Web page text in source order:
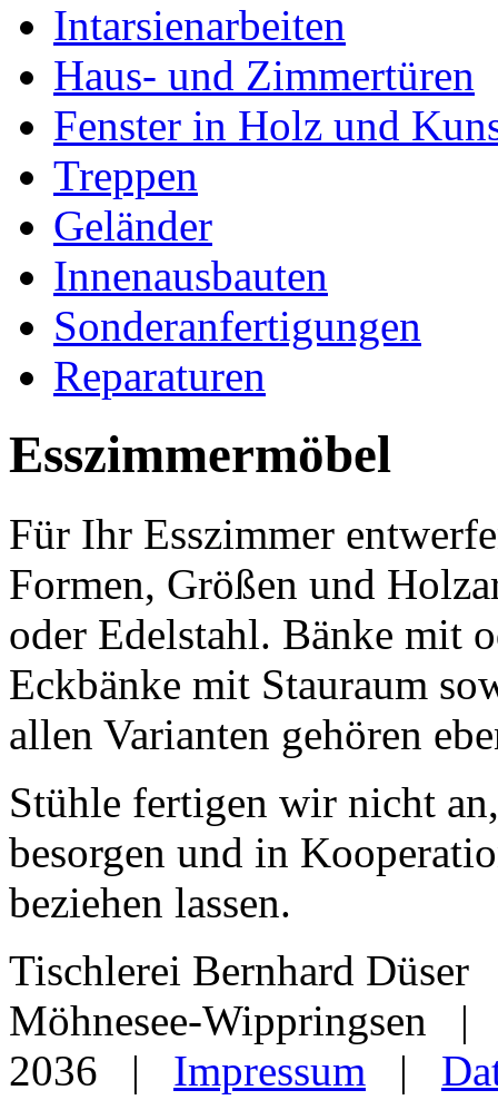
Intarsienarbeiten
Haus- und Zimmertüren
Fenster in Holz und
Treppen
Geländer
Innenausbauten
Sonderanfertigungen
Reparaturen
Esszimmermöbel
Für Ihr Esszimmer
Formen, Größen und
oder Edelstahl. Bänke mit
Eckbänke mit Stauraum
allen Varianten gehören
Stühle fertigen wir nicht
besorgen und in
beziehen lassen.
Tischlerei Bernhard
Möhnesee-Wippringsen |
2036 | Impressum |